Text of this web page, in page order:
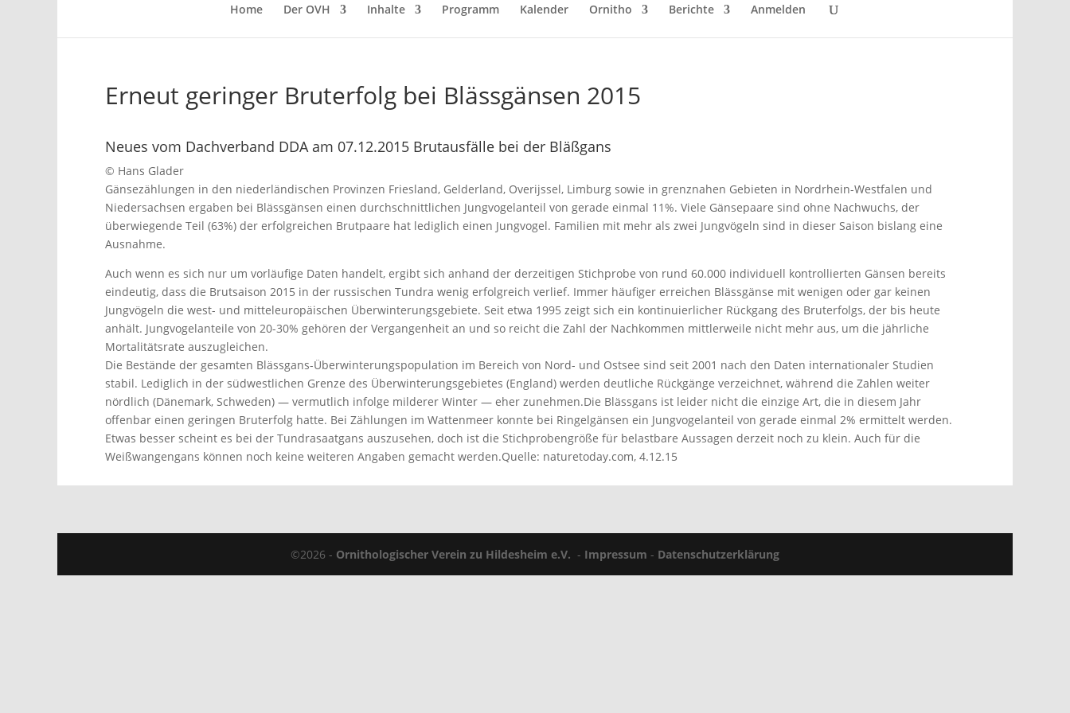
Home Der OVH Inhalte Programm Kalender Ornitho Berichte Anmelden
Erneut geringer Bruterfolg bei Blässgänsen 2015
Neues vom Dachverband DDA am 07.12.2015 Brutausfälle bei der Bläßgans
© Hans Glader
Gänsezählungen in den niederländischen Provinzen Friesland, Gelderland, Overijssel, Limburg sowie in grenznahen Gebieten in Nordrhein-Westfalen und
Niedersachsen ergaben bei Blässgänsen einen durchschnittlichen Jungvogelanteil von gerade einmal 11%. Viele Gänsepaare sind ohne Nachwuchs, der
überwiegende Teil (63%) der erfolgreichen Brutpaare hat lediglich einen Jungvogel. Familien mit mehr als zwei Jungvögeln sind in dieser Saison bislang eine
Ausnahme.
Auch wenn es sich nur um vorläufige Daten handelt, ergibt sich anhand der derzeitigen Stichprobe von rund 60.000 individuell kontrollierten Gänsen bereits
eindeutig, dass die Brutsaison 2015 in der russischen Tundra wenig erfolgreich verlief. Immer häufiger erreichen Blässgänse mit wenigen oder gar keinen
Jungvögeln die west- und mitteleuropäischen Überwinterungsgebiete. Seit etwa 1995 zeigt sich ein kontinuierlicher Rückgang des Bruterfolgs, der bis heute
anhält. Jungvogelanteile von 20-30% gehören der Vergangenheit an und so reicht die Zahl der Nachkommen mittlerweile nicht mehr aus, um die jährliche
Mortalitätsrate auszugleichen.
Die Bestände der gesamten Blässgans-Überwinterungspopulation im Bereich von Nord- und Ostsee sind seit 2001 nach den Daten internationaler Studien
stabil. Lediglich in der südwestlichen Grenze des Überwinterungsgebietes (England) werden deutliche Rückgänge verzeichnet, während die Zahlen weiter
nördlich (Dänemark, Schweden) — vermutlich infolge milderer Winter — eher zunehmen.Die Blässgans ist leider nicht die einzige Art, die in diesem Jahr
offenbar einen geringen Bruterfolg hatte. Bei Zählungen im Wattenmeer konnte bei Ringelgänsen ein Jungvogelanteil von gerade einmal 2% ermittelt werden.
Etwas besser scheint es bei der Tundrasaatgans auszusehen, doch ist die Stichprobengröße für belastbare Aussagen derzeit noch zu klein. Auch für die
Weißwangengans können noch keine weiteren Angaben gemacht werden.Quelle: naturetoday.com, 4.12.15
©2026 - Ornithologischer Verein zu Hildesheim e.V. - Impressum - Datenschutzerklärung